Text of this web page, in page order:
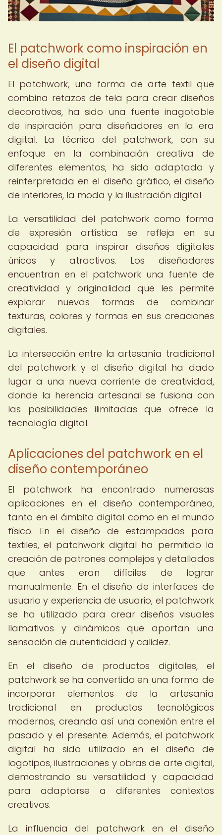
El patchwork como inspiración en
el diseño digital
El patchwork, una forma de arte textil que
combina retazos de tela para crear diseños
decorativos, ha sido una fuente inagotable
de inspiración para diseñadores en la era
digital. La técnica del patchwork, con su
enfoque en la combinación creativa de
diferentes elementos, ha sido adaptada y
reinterpretada en el diseño gráfico, el diseño
de interiores, la moda y la ilustración digital.
La versatilidad del patchwork como forma
de expresión artística se refleja en su
capacidad para inspirar diseños digitales
únicos y atractivos. Los diseñadores
encuentran en el patchwork una fuente de
creatividad y originalidad que les permite
explorar nuevas formas de combinar
texturas, colores y formas en sus creaciones
digitales.
La intersección entre la artesanía tradicional
del patchwork y el diseño digital ha dado
lugar a una nueva corriente de creatividad,
donde la herencia artesanal se fusiona con
las posibilidades ilimitadas que ofrece la
tecnología digital.
Aplicaciones del patchwork en el
diseño contemporáneo
El patchwork ha encontrado numerosas
aplicaciones en el diseño contemporáneo,
tanto en el ámbito digital como en el mundo
físico. En el diseño de estampados para
textiles, el patchwork digital ha permitido la
creación de patrones complejos y detallados
que antes eran difíciles de lograr
manualmente. En el diseño de interfaces de
usuario y experiencia de usuario, el patchwork
se ha utilizado para crear diseños visuales
llamativos y dinámicos que aportan una
sensación de autenticidad y calidez.
En el diseño de productos digitales, el
patchwork se ha convertido en una forma de
incorporar elementos de la artesanía
tradicional en productos tecnológicos
modernos, creando así una conexión entre el
pasado y el presente. Además, el patchwork
digital ha sido utilizado en el diseño de
logotipos, ilustraciones y obras de arte digital,
demostrando su versatilidad y capacidad
para adaptarse a diferentes contextos
creativos.
La influencia del patchwork en el diseño